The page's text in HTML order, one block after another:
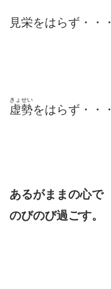
見栄をはらず・・・
虚勢
きょせい
をはらず・・・
あるがままの心で
のびのび過ごす。